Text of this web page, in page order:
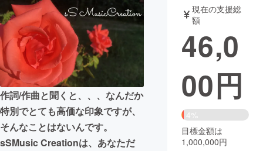
アート・写真 音楽
テクノロジー・ガジェット ゲーム・
映像・映画 書籍・雑誌
ビジネス・起業 チャレンジ
まちづくり・地域活性化
作詞/作曲と聞くと、、、なんだか
特別でとても高価な印象ですが、
そんなことはないんです。
sSMusic Creationは、あなただ
現在の支援総
額
46,0
00円
4%
目標金額は
1,000,000円